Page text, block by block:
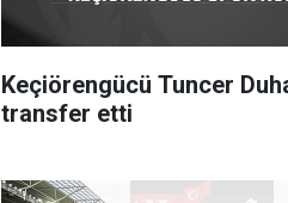
Keçiörengücü Tuncer
transfer etti